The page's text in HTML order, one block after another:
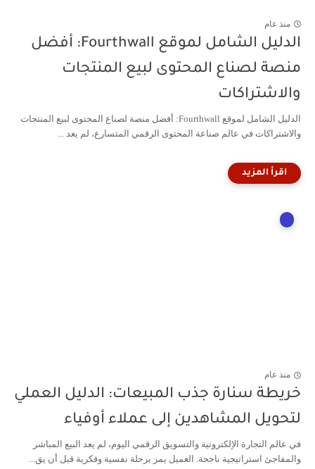
منذ عام
الدليل الشامل لموقع Fourthwall: أفضل
منصة لصناع المحتوى لبيع المنتجات
والاشتراكات
الدليل الشامل لموقع Fourthwall: أفضل منصة لصناع المحتوى لبيع المنتجات
والاشتراكات في عالم صناعة المحتوى الرقمي المتسارع، لم يعد ...
منذ عام
خريطة سنارة جذب المبيعات: الدليل العملي
لتحويل المشاهدين إلى عملاء أوفياء
في عالم التجارة الإلكترونية والتسويق الرقمي اليوم، لم يعد البيع المباشر
والمفاجئ استراتيجية ناجحة. العميل يمر برحلة نفسية وفكرية قبل أن يق...